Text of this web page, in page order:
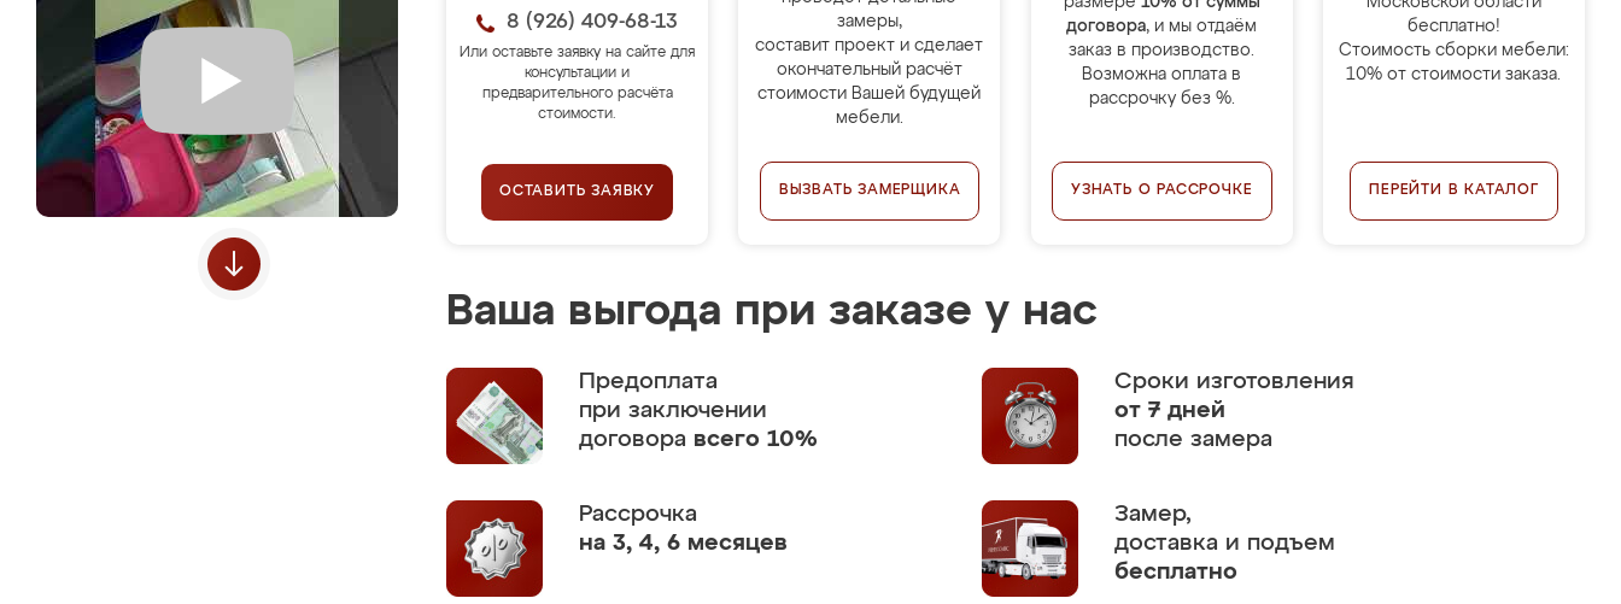
8 (926) 409-68-13
Или оставьте заявку на сайте для
консультации и
предварительного расчёта
стоимости.
ОСТАВИТЬ ЗАЯВКУ
замеры,
составит проект и сделает
окончательный расчёт
стоимости Вашей будущей
мебели.
ВЫЗВАТЬ ЗАМЕРЩИКА
договора, и мы отдаём
заказ в производство.
Возможна оплата в
рассрочку без %.
УЗНАТЬ О РАССРОЧКЕ
бесплатно!
Стоимость сборки мебели:
10% от стоимости заказа.
ПЕРЕЙТИ В КАТАЛОГ
Ваша выгода при заказе у нас
Предоплата
при заключении
договора всего 10%
Сроки изготовления
от 7 дней
после замера
Рассрочка
на 3, 4, 6 месяцев
Замер,
доставка и подъем
бесплатно